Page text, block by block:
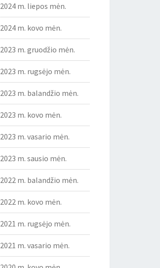
2024 m. liepos mėn.
2024 m. kovo mėn.
2023 m. gruodžio mėn.
2023 m. rugsėjo mėn.
2023 m. balandžio mėn.
2023 m. kovo mėn.
2023 m. vasario mėn.
2023 m. sausio mėn.
2022 m. balandžio mėn.
2022 m. kovo mėn.
2021 m. rugsėjo mėn.
2021 m. vasario mėn.